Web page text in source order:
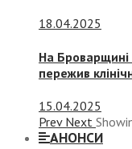
18.04.2025
На Броварщині
пережив
15.04.2025
Prev Next
АНОНСИ